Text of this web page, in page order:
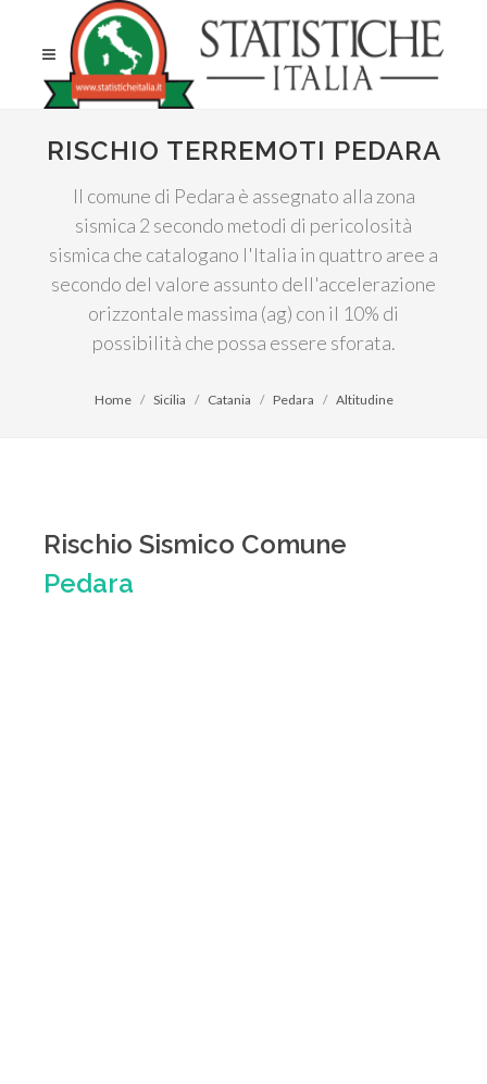
RISCHIO TERREMOTI PEDARA
Il comune di Pedara è assegnato alla zona
sismica 2 secondo metodi di pericolosità
sismica che catalogano l'Italia in quattro aree a
secondo del valore assunto dell'accelerazione
orizzontale massima (ag) con il 10% di
possibilità che possa essere sforata.
Home Sicilia Catania Pedara Altitudine
Rischio Sismico Comune
Pedara